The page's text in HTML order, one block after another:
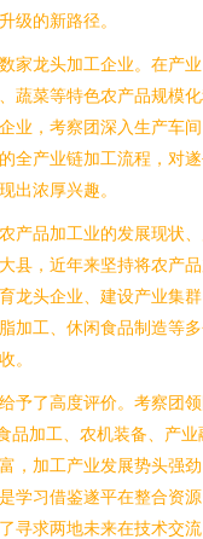
级的新路径。
家龙头加工企业。在产
蔬菜等特色农产品规模
业，考察团深入生产车
全产业链加工流程，对
出浓厚兴趣。
产品加工业的发展现状
县，近年来坚持将农产
龙头企业、建设产业集
加工、休闲食品制造等
。
予了高度评价。考察团
品加工、农机装备、产业
，加工产业发展势头强
学习借鉴遂平在整合资
寻求两地未来在技术交